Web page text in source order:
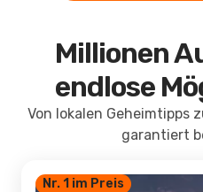
Millionen
endlose
Von lokalen Geheimtipps
garantiert
Nr. 1 im Preis